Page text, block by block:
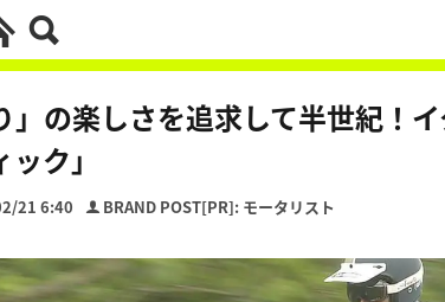
」の楽しさを追求して半世紀！
ク」
21 6:40 BRAND POST[PR]: モータリスト